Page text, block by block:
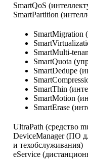
SmartQoS
SmartPartition
SmartMigration
SmartMulti-
SmartQuota
SmartDedupe
SmartThin
SmartMotion
SmartErase
UltraPath (средство
DeviceManager (ПО
и техобслуживания)
eService